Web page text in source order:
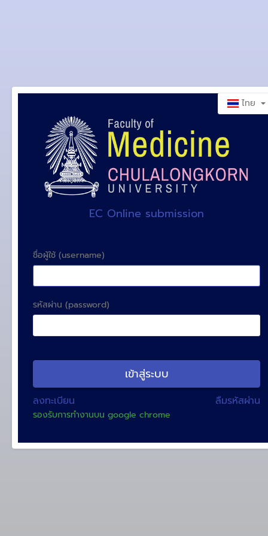
ไทย
EC Online submission
ชื่อผู้ใช้ (username)
รหัสผ่าน (password)
เข้าสู่ระบบ
ลงทะเบียน ลืมรหัสผ่าน
รองรับการทํางานบน google chrome